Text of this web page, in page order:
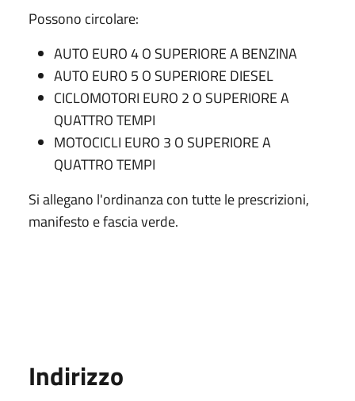
Possono circolare:
AUTO EURO 4 O SUPERIORE A BENZINA
AUTO EURO 5 O SUPERIORE DIESEL
CICLOMOTORI EURO 2 O SUPERIORE A
QUATTRO TEMPI
MOTOCICLI EURO 3 O SUPERIORE A
QUATTRO TEMPI
Si allegano l'ordinanza con tutte le prescrizioni,
manifesto e fascia verde.
Indirizzo